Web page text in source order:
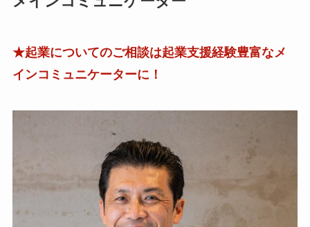
★起業についてのご相談は起業支援経験豊富なメ
インコミュニケーターに！